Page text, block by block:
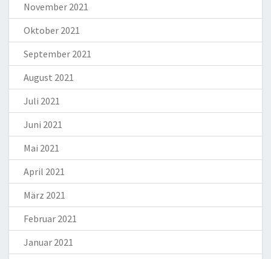
November 2021
Oktober 2021
September 2021
August 2021
Juli 2021
Juni 2021
Mai 2021
April 2021
März 2021
Februar 2021
Januar 2021